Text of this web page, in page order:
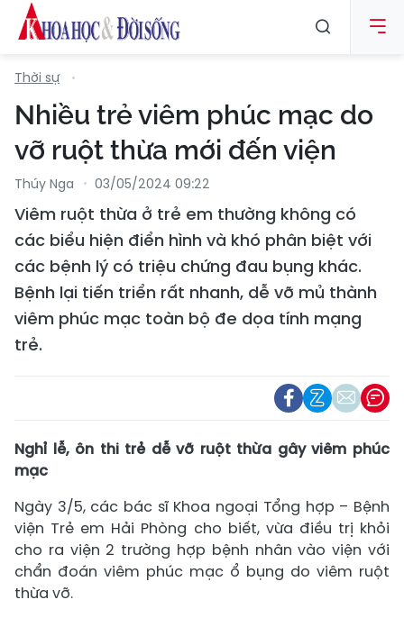
Thời sự
Nhiều trẻ viêm phúc mạc do
vỡ ruột thừa mới đến viện
Thúy Nga 03/05/2024 09:22
Viêm ruột thừa ở trẻ em thường không có
các biểu hiện điển hình và khó phân biệt với
các bệnh lý có triệu chứng đau bụng khác.
Bệnh lại tiến triển rất nhanh, dễ vỡ mủ thành
viêm phúc mạc toàn bộ đe dọa tính mạng
trẻ.
Nghỉ lễ, ôn thi trẻ dễ vỡ ruột thừa gây viêm phúc
mạc
Ngày 3/5, các bác sĩ Khoa ngoại Tổng hợp – Bệnh
viện Trẻ em Hải Phòng cho biết, vừa điều trị khỏi
cho ra viện 2 trường hợp bệnh nhân vào viện với
chẩn đoán viêm phúc mạc ổ bụng do viêm ruột
thừa vỡ.